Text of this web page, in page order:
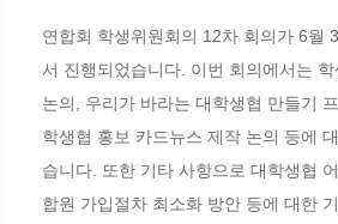
연합회 학생위원회의 12차 회의가 6월
서 진행되었습니다. 이번 회의에서는
논의, 우리가 바라는 대학생협 만들기
학생협 홍보 카드뉴스 제작 논의 등에
습니다. 또한 기타 사항으로 대학생협
합원 가입절차 최소화 방안 등에 대한